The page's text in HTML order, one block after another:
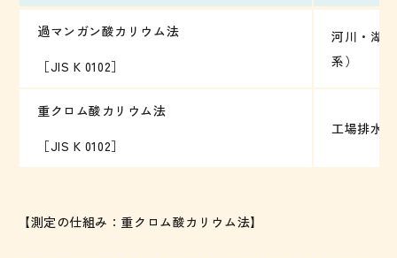
過マンガン酸カリウム法
［JIS K 0102］
河川・湖
系）
重クロム酸カリウム法
［JIS K 0102］
工場排水
【測定の仕組み：重クロム酸カリウム法】